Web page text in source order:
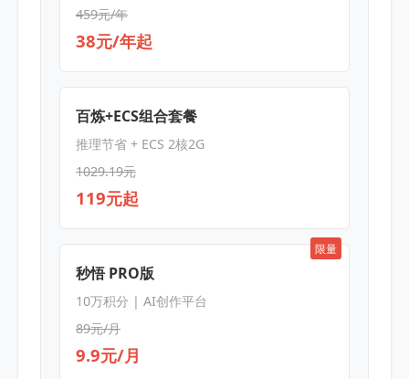
459元/年
38元/年起
百炼+ECS组合套餐
推理节省 + ECS 2核2G
1029.19元
119元起
限量
秒悟 PRO版
10万积分 | AI创作平台
89元/月
9.9元/月